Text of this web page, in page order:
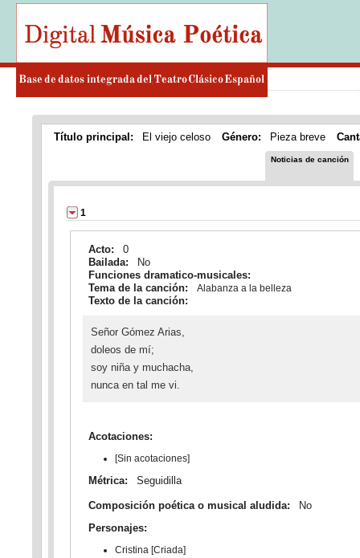
Título principal: El viejo celoso Género: Pieza breve
Noticias de canción
1
Acto:
0
Bailada:
No
Funciones dramatico-musicales:
Tema de la canción:
Alabanza a la belleza
Texto de la canción:
Señor Gómez Arias,
doleos de mí;
soy niña y muchacha,
nunca en tal me vi.
Acotaciones:
[Sin acotaciones]
Métrica: Seguidilla
Composición poética o musical aludida:
No
Personajes:
Cristina [Criada]